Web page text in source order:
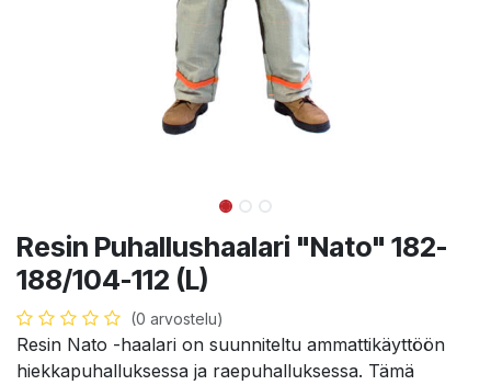
Resin Puhallushaalari "Nato" 182-
188/104-112 (L)
(0 arvostelu)
Resin Nato -haalari on suunniteltu ammattikäyttöön
hiekkapuhalluksessa ja raepuhalluksessa. Tämä